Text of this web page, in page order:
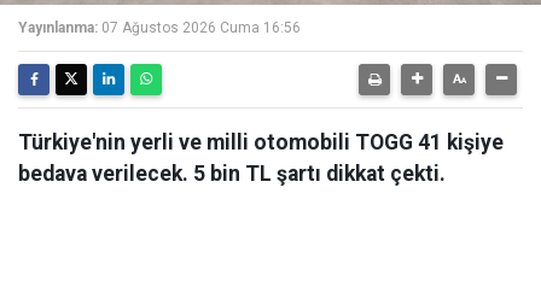
Yayınlanma: 07 Ağustos 2026 Cuma 16:56
Türkiye'nin yerli ve milli otomobili TOGG 41 kişiye
bedava verilecek. 5 bin TL şartı dikkat çekti.